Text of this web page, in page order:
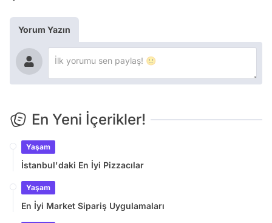
Yorum Yazın
En Yeni İçerikler!
Yaşam
İstanbul'daki En İyi Pizzacılar
Yaşam
En İyi Market Sipariş Uygulamaları